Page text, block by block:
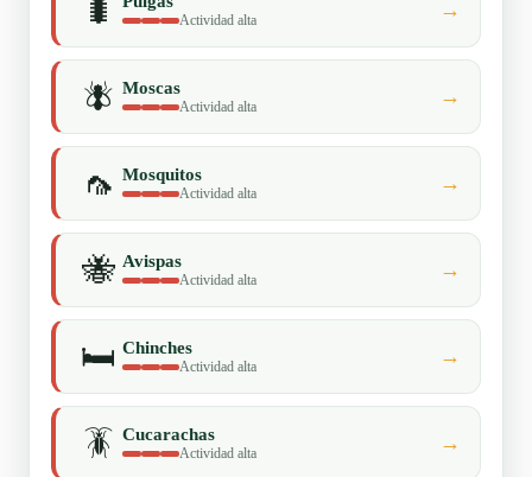
🐛 Actividad alta →
🪰 Moscas
Actividad alta →
🦟 Mosquitos
Actividad alta →
🐝 Avispas
Actividad alta →
🛏️ Chinches
Actividad alta →
🪳 Cucarachas
Actividad alta →